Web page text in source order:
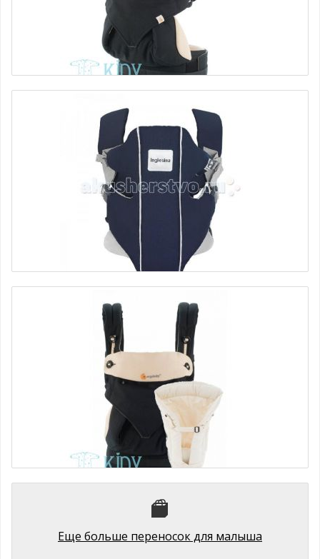
Эрго рюкзак ALL POSITION 360 Black/Camel ErgoBaby
Рюкзак-кенгуру Inglesina Front
Рюкзак с вкладышем ALL POSITION 360 Black/Camel ErgoBaby
11980 руб.Еще больше переносок для малыша